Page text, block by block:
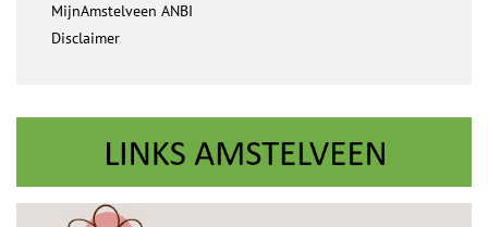
MijnAmstelveen ANBI
Disclaimer